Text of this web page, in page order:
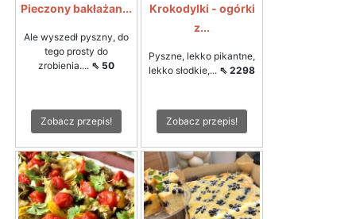
Pieczony bakłażan...
Ale wyszedł pyszny, do
tego prosty do
zrobienia.... ⇖ 50
Zobacz przepis!
Krokodylki - ogórki
z...
Pyszne, lekko pikantne,
lekko słodkie,... ⇖ 2298
Zobacz przepis!